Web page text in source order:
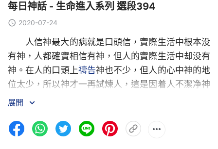
每日神話 - 生命進入系列 選段394
2020-07-24
人信神最大的病就是口頭信，實際生活中根本没
有神，人都確實相信有神，但人的實際生活中却没有
神。在人的口頭上禱告神也不少，但人的心中神的地
位太少，所以神才一再試煉人，這是因着人不潔净神
才不得已來試煉人，讓人都在試煉中自覺蒙羞，自己
壞。每個人在信神的過程中，都在神不斷地潔净當中
展開